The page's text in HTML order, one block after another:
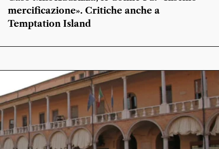
mercificazione». Critiche anche a
Temptation Island